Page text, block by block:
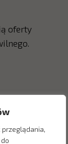
przeglądania,
oferty